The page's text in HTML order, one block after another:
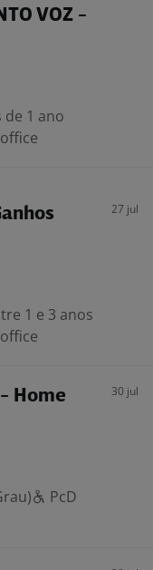
VOZ -
de 1 ano
27 jul
1 e 3 anos
Home
30 jul
PcD